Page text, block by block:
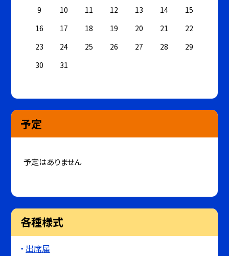
9
10 11 12 13 14
15
16
17 18 19 20 21
22
23
24 25 26 27 28
29
30
31
予定
予定はありません
各種様式
出席届